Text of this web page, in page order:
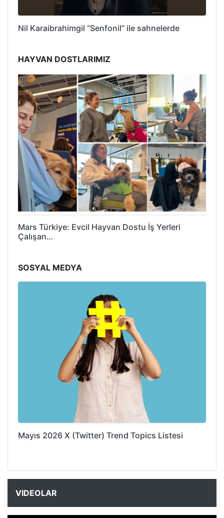
Nil Karaibrahimgil “Senfonil” ile sahnelerde
HAYVAN DOSTLARIMIZ
Mars Türkiye: Evcil Hayvan Dostu İş Yerleri
Çalışan…
SOSYAL MEDYA
Mayıs 2026 X (Twitter) Trend Topics Listesi
VIDEOLAR